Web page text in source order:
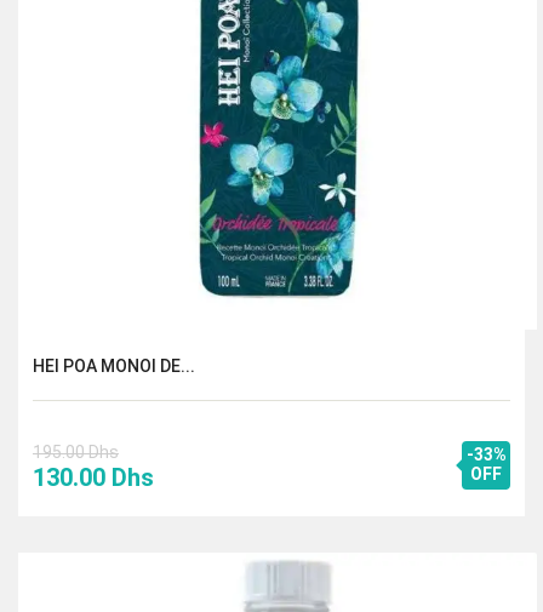
HEI POA MONOI DE...
195.00Dhs
Le
130.00 Dhs
130.00 Dhs.
-33%
OFF